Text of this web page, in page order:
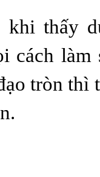
thấy
cách làm
tròn thì